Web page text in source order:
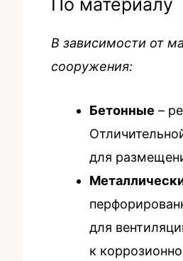
В зависимости от
сооружения:
Бетонные –
для
для
к